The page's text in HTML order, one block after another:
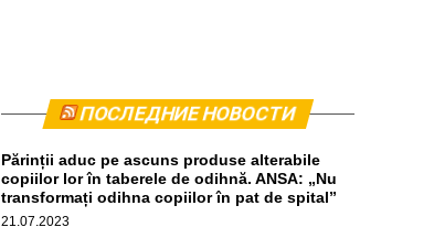
ПОСЛЕДНИЕ НОВОСТИ
Părinții aduc pe ascuns produse alterabile
copiilor lor în taberele de odihnă. ANSA: „Nu
transformați odihna copiilor în pat de spital”
21.07.2023